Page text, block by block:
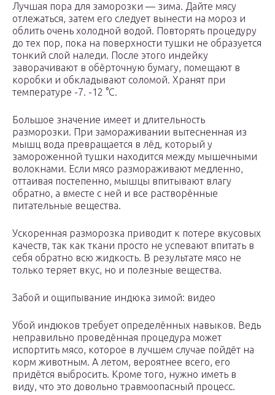
Лучшая пора для заморозки — зима. Дайте мясу
отлежаться, затем его следует вынести на мороз и
облить очень холодной водой. Повторять процедуру
до тех пор, пока на поверхности тушки не образуется
тонкий слой наледи. После этого индейку
заворачивают в обёрточную бумагу, помещают в
коробки и обкладывают соломой. Хранят при
температуре -7. -12 °С.
Большое значение имеет и длительность
разморозки. При замораживании вытесненная из
мышц вода превращается в лёд, который у
замороженной тушки находится между мышечными
волокнами. Если мясо размораживают медленно,
оттаивая постепенно, мышцы впитывают влагу
обратно, а вместе с ней и все растворённые
питательные вещества.
Ускоренная разморозка приводит к потере вкусовых
качеств, так как ткани просто не успевают впитать в
себя обратно всю жидкость. В результате мясо не
только теряет вкус, но и полезные вещества.
Забой и ощипывание индюка зимой: видео
Убой индюков требует определённых навыков. Ведь
неправильно проведённая процедура может
испортить мясо, которое в лучшем случае пойдёт на
корм животным. А летом, вероятнее всего, его
придётся выбросить. Кроме того, нужно иметь в
виду, что это довольно травмоопасный процесс.